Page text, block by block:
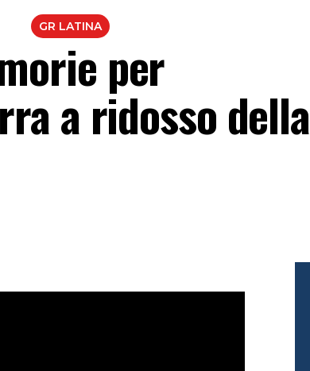
GR LATINA
per
a ridosso della